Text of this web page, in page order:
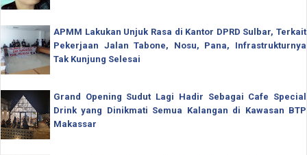
APMM Lakukan Unjuk Rasa di Kantor DPRD Sulbar, Terkait
Pekerjaan Jalan Tabone, Nosu, Pana, Infrastrukturnya
Tak Kunjung Selesai
Grand Opening Sudut Lagi Hadir Sebagai Cafe Special
Drink yang Dinikmati Semua Kalangan di Kawasan BTP
Makassar